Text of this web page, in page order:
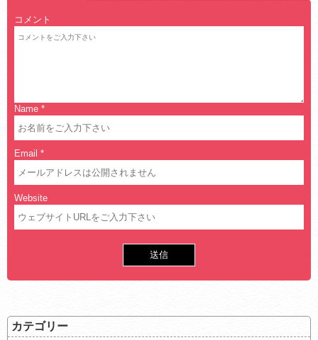
コメント
Name *
Email *
Website
カテゴリー